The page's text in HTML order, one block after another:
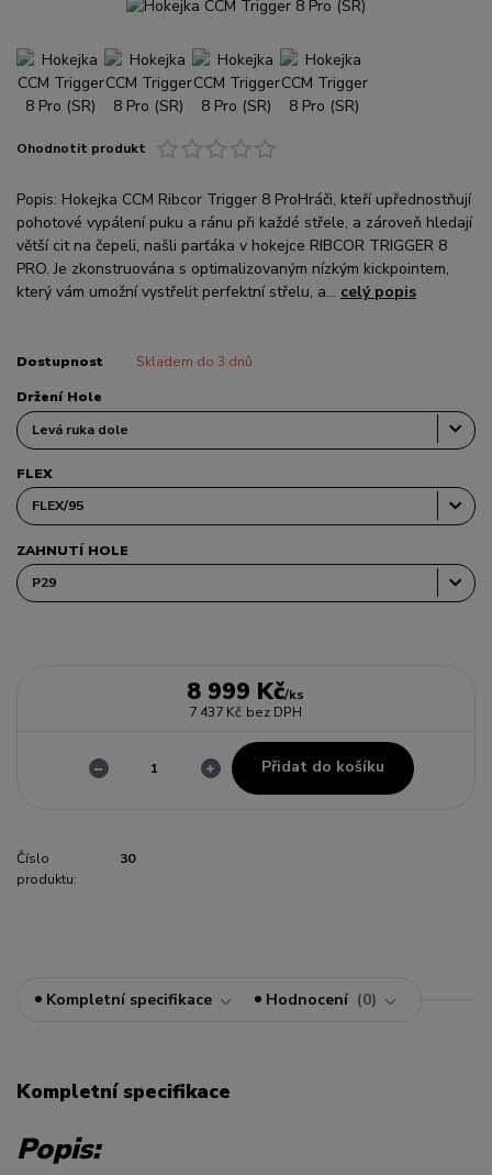
Ohodnotit produkt
Popis: Hokejka CCM Ribcor Trigger 8 ProHráči, kteří upřednostňují
pohotové vypálení puku a ránu při každé střele, a zároveň hledají
větší cit na čepeli, našli parťáka v hokejce RIBCOR TRIGGER 8
PRO. Je zkonstruována s optimalizovaným nízkým kickpointem,
který vám umožní vystřelit perfektní střelu, a... celý popis
Dostupnost Skladem do 3 dnů
Držení Hole
FLEX
ZAHNUTÍ HOLE
8 999 Kč/ks
7 437 Kč bez DPH
Přidat do košíku
Číslo
produktu:
30
Kompletní specifikace Hodnocení 0
Kompletní specifikace
Popis: